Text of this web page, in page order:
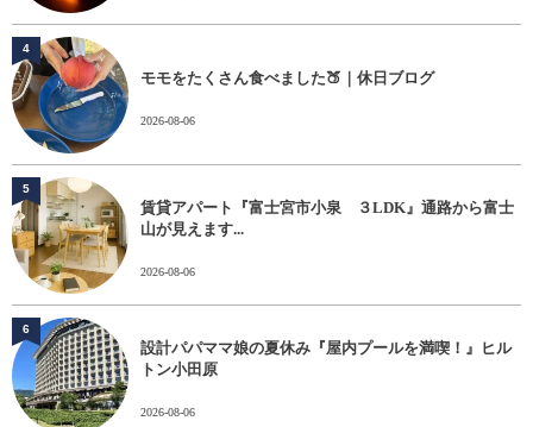
モモをたくさん食べました🍑｜休日ブログ
2026-08-06
4
賃貸アパート『富士宮市小泉 ３LDK』通路から富士
山が見えます...
2026-08-06
5
設計パパママ娘の夏休み『屋内プールを満喫！』ヒル
トン小田原
2026-08-06
6